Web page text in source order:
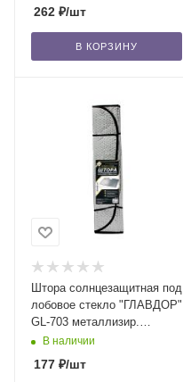
262 ₽/шт
В КОРЗИНУ
Штора солнцезащитная под
лобовое стекло "ГЛАВДОР"
GL-703 металлизир.
фольга, серебро, 130х60
см /50
В наличии
177 ₽/шт